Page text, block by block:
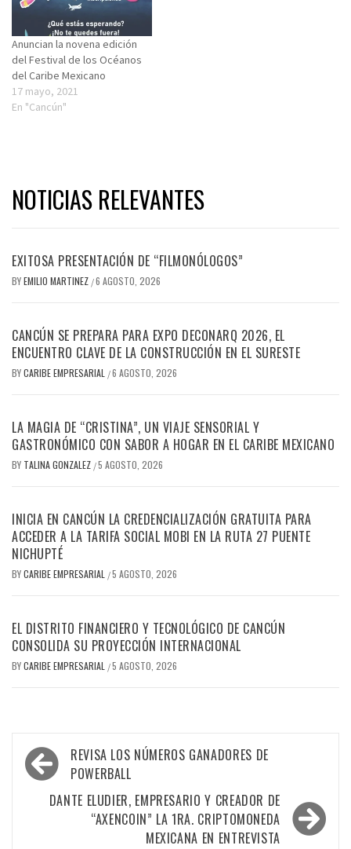
Anuncian la novena edición
del Festival de los Océanos
del Caribe Mexicano
17 mayo, 2021
En "Cancún"
NOTICIAS RELEVANTES
EXITOSA PRESENTACIÓN DE “FILMONÓLOGOS”
BYEMILIO MARTINEZ /6 AGOSTO, 2026
CANCÚN SE PREPARA PARA EXPO DECONARQ 2026, EL
ENCUENTRO CLAVE DE LA CONSTRUCCIÓN EN EL SURESTE
BYCARIBE EMPRESARIAL /6 AGOSTO, 2026
LA MAGIA DE “CRISTINA”, UN VIAJE SENSORIAL Y
GASTRONÓMICO CON SABOR A HOGAR EN EL CARIBE MEXICANO
BY TALINA GONZALEZ /5 AGOSTO, 2026
INICIA EN CANCÚN LA CREDENCIALIZACIÓN GRATUITA PARA
ACCEDER A LA TARIFA SOCIAL MOBI EN LA RUTA 27 PUENTE
NICHUPTÉ
BYCARIBE EMPRESARIAL /5 AGOSTO, 2026
EL DISTRITO FINANCIERO Y TECNOLÓGICO DE CANCÚN
CONSOLIDA SU PROYECCIÓN INTERNACIONAL
BYCARIBE EMPRESARIAL /5 AGOSTO, 2026
Navegación
de
entradas
REVISA LOS NÚMEROS GANADORES DE
POWERBALL
DANTE ELUDIER, EMPRESARIO Y CREADOR DE
“AXENCOIN” LA 1RA. CRIPTOMONEDA
MEXICANA EN ENTREVISTA